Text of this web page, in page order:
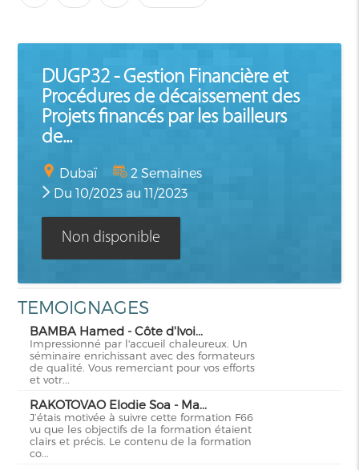
DUGP32 - Gestion Financière et
Procédures de décaissement des
Projets financés par les bailleurs
de...
Dubaï
2 Semaines
Du 10/2023 au 11/2023
Non disponible
TEMOIGNAGES
BAMBA Hamed - Côte d'Ivoi...
Impressionné par l'accueil chaleureux. Un
séminaire enrichissant avec des formateurs
de qualité. Vous remerciant pour vos efforts
et votr...
RAKOTOVAO Elodie Soa - Ma...
J’étais motivée à suivre cette formation F66
vu que les objectifs de la formation étaient
clairs et précis. Le contenu de la formation
co...